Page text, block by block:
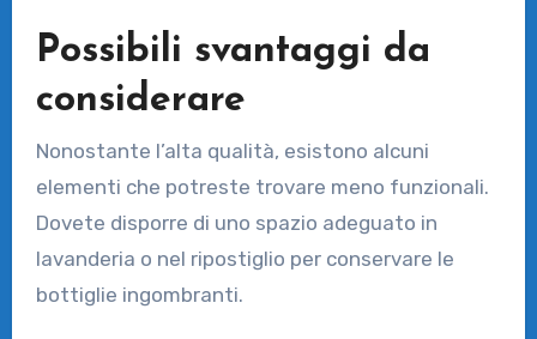
Possibili svantaggi da
considerare
Nonostante l’alta qualità, esistono alcuni
elementi che potreste trovare meno funzionali.
Dovete disporre di uno spazio adeguato in
lavanderia o nel ripostiglio per conservare le
bottiglie ingombranti.